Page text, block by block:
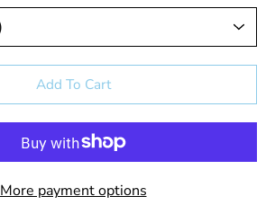
Select variant
Add To Cart
More payment options